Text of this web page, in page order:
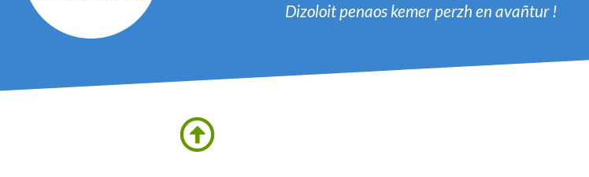
Dizoloit penaos kemer perzh en avañtur !